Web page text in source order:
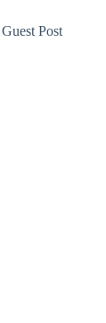
Guest Post